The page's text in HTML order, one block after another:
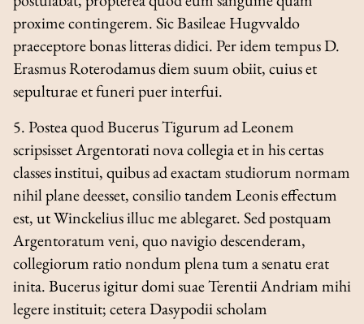
proxime contingerem. Sic Basileae Hugvvaldo
praeceptore bonas litteras didici. Per idem tempus D.
Erasmus Roterodamus diem suum obiit, cuius et
sepulturae et funeri puer interfui.
5. Postea quod Bucerus Tigurum ad Leonem
scripsisset Argentorati nova collegia et in his certas
classes institui, quibus ad exactam studiorum normam
nihil plane deesset, consilio tandem Leonis effectum
est, ut Winckelius illuc me ablegaret. Sed postquam
Argentoratum veni, quo navigio descenderam,
collegiorum ratio nondum plena tum a senatu erat
inita. Bucerus igitur domi suae Terentii Andriam mihi
legere instituit; cetera Dasypodii scholam